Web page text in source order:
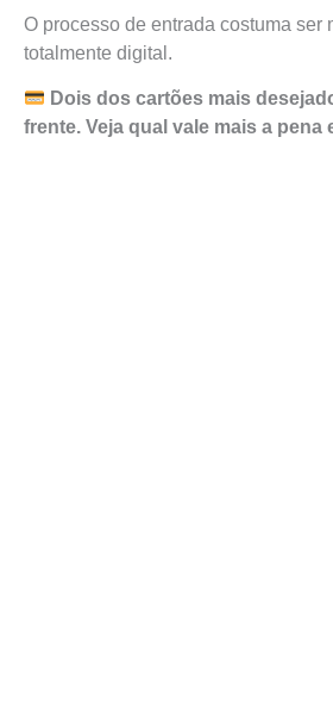
O processo de entrada costuma ser
totalmente digital.
Dois dos cartões mais
frente. Veja qual vale mais a pena